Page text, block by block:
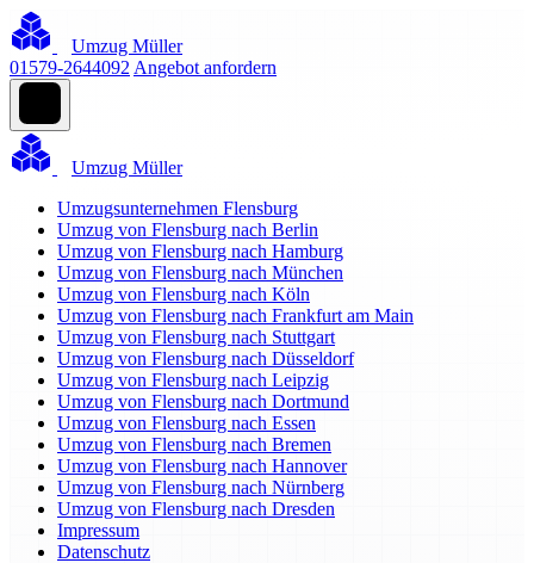
Umzug Müller
01579-2644092 Angebot anfordern
Umzug Müller
Umzugsunternehmen Flensburg
Umzug von Flensburg nach Berlin
Umzug von Flensburg nach Hamburg
Umzug von Flensburg nach München
Umzug von Flensburg nach Köln
Umzug von Flensburg nach Frankfurt am Main
Umzug von Flensburg nach Stuttgart
Umzug von Flensburg nach Düsseldorf
Umzug von Flensburg nach Leipzig
Umzug von Flensburg nach Dortmund
Umzug von Flensburg nach Essen
Umzug von Flensburg nach Bremen
Umzug von Flensburg nach Hannover
Umzug von Flensburg nach Nürnberg
Umzug von Flensburg nach Dresden
Impressum
Datenschutz